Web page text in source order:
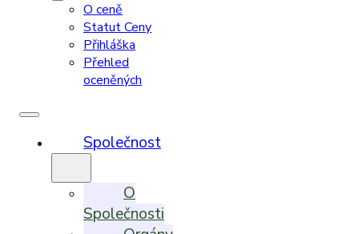
O ceně
Statut Ceny
Přihláška
Přehled
oceněných
Společnost
O
Společnosti